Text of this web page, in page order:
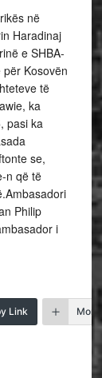
në
Haradinaj
e SHBA-
Kosovën
të
ka
pasi ka
se,
n që të
Philip
i
Link More